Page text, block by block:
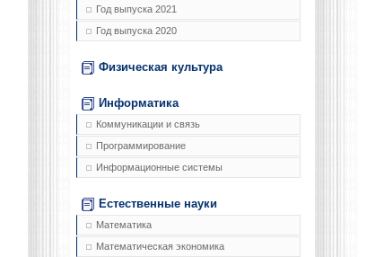
Год выпуска 2021
Год выпуска 2020
Физическая культура
Информатика
Коммуникации и связь
Программирование
Информационные системы
Естественные науки
Математика
Математическая экономика